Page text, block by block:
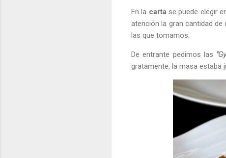
En la cartase puede elegir
atención la gran cantidad
las que tomamos.
De entrante pedimos las
gratamente, la masa estaba